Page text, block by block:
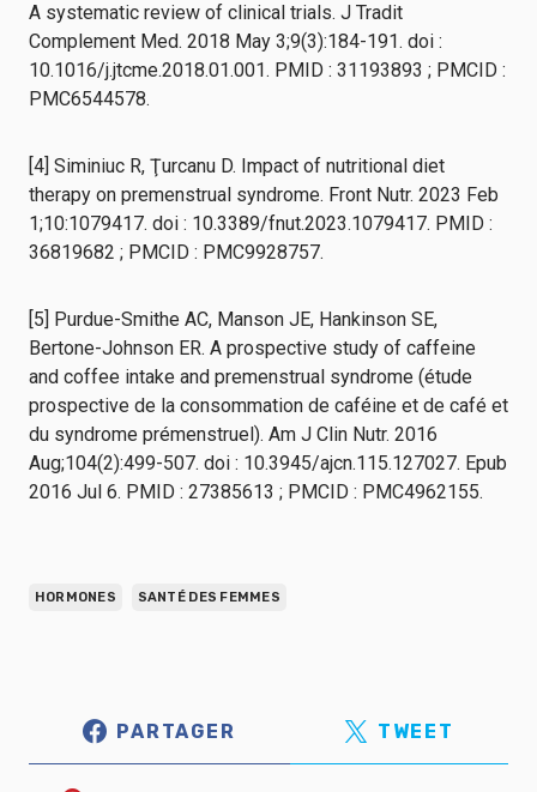
A systematic review of clinical trials. J Tradit
Complement Med. 2018 May 3;9(3):184-191. doi :
10.1016/j.jtcme.2018.01.001. PMID : 31193893 ; PMCID :
PMC6544578.
[4] Siminiuc R, Ţurcanu D. Impact of nutritional diet
therapy on premenstrual syndrome. Front Nutr. 2023 Feb
1;10:1079417. doi : 10.3389/fnut.2023.1079417. PMID :
36819682 ; PMCID : PMC9928757.
[5] Purdue-Smithe AC, Manson JE, Hankinson SE,
Bertone-Johnson ER. A prospective study of caffeine
and coffee intake and premenstrual syndrome (étude
prospective de la consommation de caféine et de café et
du syndrome prémenstruel). Am J Clin Nutr. 2016
Aug;104(2):499-507. doi : 10.3945/ajcn.115.127027. Epub
2016 Jul 6. PMID : 27385613 ; PMCID : PMC4962155.
HORMONES SANTÉ DES FEMMES
PARTAGER TWEET